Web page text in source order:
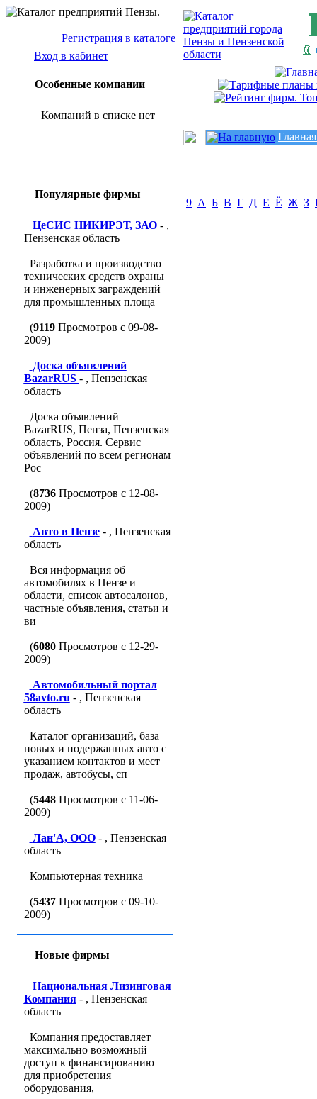
Регистрация в каталоге
Вход в кабинет
Особенные компании
Компаний в списке нет
Популярные фирмы
ЦеСИС НИКИРЭТ, ЗАО- ,
Пензенская область
Разработка и производство
технических средств охраны
и инженерных заграждений
для промышленных площа
(9119Просмотров с 09-08-
2009)
Доска объявлений
BazarRUS - , Пензенская
область
Доска объявлений
BazarRUS, Пенза, Пензенская
область, Россия. Сервис
объявлений по всем регионам
Рос
(8736Просмотров с 12-08-
2009)
Авто в Пензе- , Пензенская
область
Вся информация об
автомобилях в Пензе и
области, список автосалонов,
частные объявления, статьи и
ви
(6080Просмотров с 12-29-
2009)
Автомобильный портал
58avto.ru - , Пензенская
область
Каталог организаций, база
новых и подержанных авто с
указанием контактов и мест
продаж, автобусы, сп
(5448Просмотров с 11-06-
2009)
Лан'A, ООО- , Пензенская
область
Компьютерная техника
(5437Просмотров с 09-10-
2009)
Новые фирмы
Национальная Лизинговая
Компания- , Пензенская
область
Компания предоставляет
максимально возможный
доступ к финансированию
для приобретения
оборудования,
Главная
9 А Б В Г Д Е Ё Ж З